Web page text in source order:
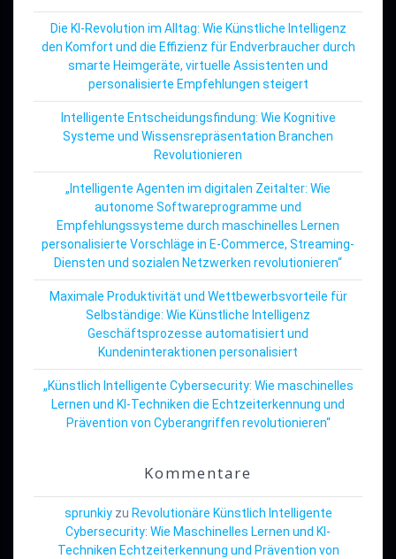
Die KI-Revolution im Alltag: Wie Künstliche Intelligenz
den Komfort und die Effizienz für Endverbraucher durch
smarte Heimgeräte, virtuelle Assistenten und
personalisierte Empfehlungen steigert
Intelligente Entscheidungsfindung: Wie Kognitive
Systeme und Wissensrepräsentation Branchen
Revolutionieren
„Intelligente Agenten im digitalen Zeitalter: Wie
autonome Softwareprogramme und
Empfehlungssysteme durch maschinelles Lernen
personalisierte Vorschläge in E-Commerce, Streaming-
Diensten und sozialen Netzwerken revolutionieren“
Maximale Produktivität und Wettbewerbsvorteile für
Selbständige: Wie Künstliche Intelligenz
Geschäftsprozesse automatisiert und
Kundeninteraktionen personalisiert
„Künstlich Intelligente Cybersecurity: Wie maschinelles
Lernen und KI-Techniken die Echtzeiterkennung und
Prävention von Cyberangriffen revolutionieren“
Kommentare
sprunkiyzu Revolutionäre Künstlich Intelligente
Cybersecurity: Wie Maschinelles Lernen und KI-
Techniken Echtzeiterkennung und Prävention von